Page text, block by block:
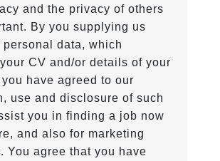
and the privacy of others
By you supplying us
personal data, which
CV and/or details of your
have agreed to our
use and disclosure of such
you in finding a job now
and also for marketing
You agree that you have